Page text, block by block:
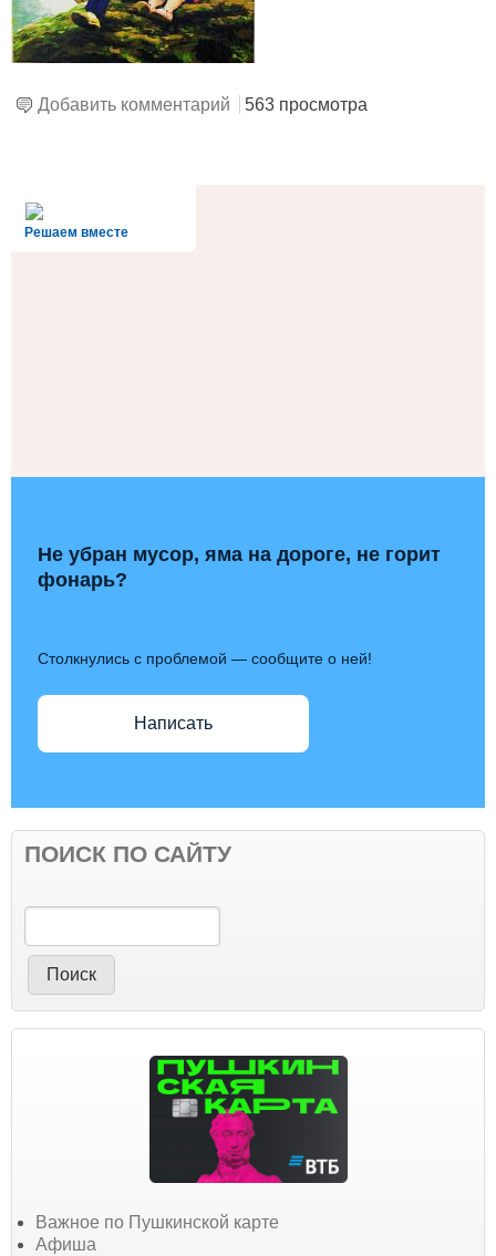
Добавить комментарий 563 просмотра
Решаем вместе
Не убран мусор, яма на дороге, не горит
фонарь?
Столкнулись с проблемой — сообщите о ней!
Написать
ПОИСК ПО САЙТУ
Поиск
Важное по Пушкинской карте
Афиша